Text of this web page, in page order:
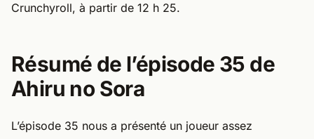
Crunchyroll, à partir de 12 h 25.
Résumé de l’épisode 35 de
Ahiru no Sora
L’épisode 35 nous a présenté un joueur assez